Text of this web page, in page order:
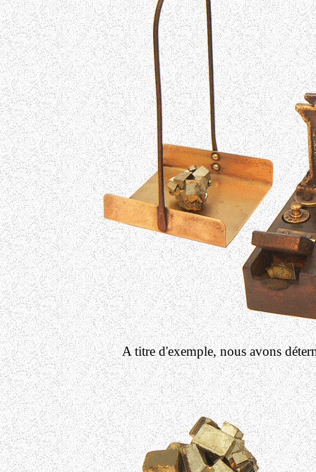
A titre d'exemple, nous avons